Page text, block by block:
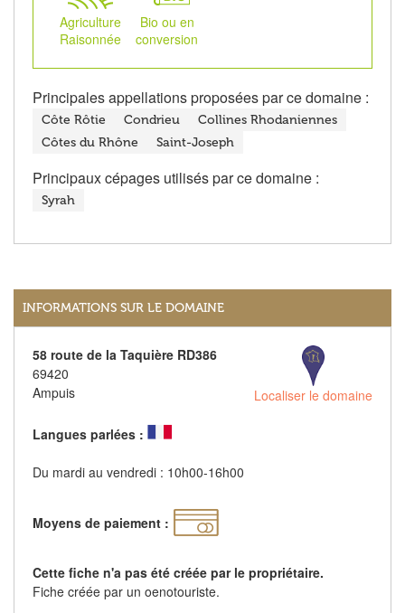
Agriculture
Raisonnée
Bio ou en
conversion
Principales appellations proposées par ce domaine :
Côte Rôtie Condrieu
Collines Rhodaniennes
Côtes du Rhône
Saint-Joseph
Principaux cépages utilisés par ce domaine :
Syrah
INFORMATIONS SUR LE DOMAINE
58 route de la Taquière RD386
69420
Ampuis
Localiser le domaine
Langues parlées :
Du mardi au vendredi : 10h00-16h00
Moyens de paiement :
Cette fiche n'a pas été créée par le propriétaire.
Fiche créée par un oenotouriste.